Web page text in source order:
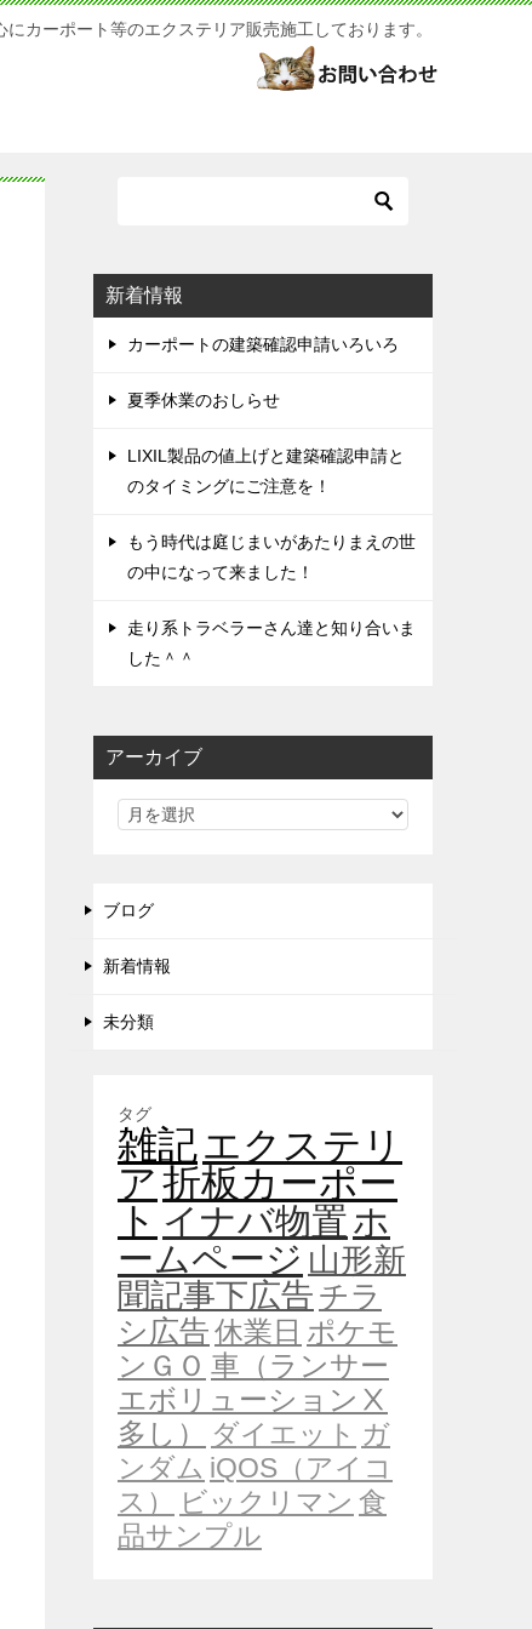
にカーポート等のエクステリア販売施工しております。
新着情報
カーポートの建築確認申請いろいろ
夏季休業のおしらせ
LIXIL製品の値上げと建築確認申請と
のタイミングにご注意を！
もう時代は庭じまいがあたりまえの世
の中になって来ました！
走り系トラベラーさん達と知り合いま
した＾＾
アーカイブ
ブログ
新着情報
未分類
タグ
雑記エクステリ
ア折板カーポー
ト イナバ物置ホ
ームページ 山形新
聞記事下広告 チラ
シ広告休業日 ポケモ
ンＧＯ 車（ランサー
エボリューションⅩ
多し）
ダイエット ガ
ンダム iQOS（アイコ
ス）
ビックリマン 食
品サンプル